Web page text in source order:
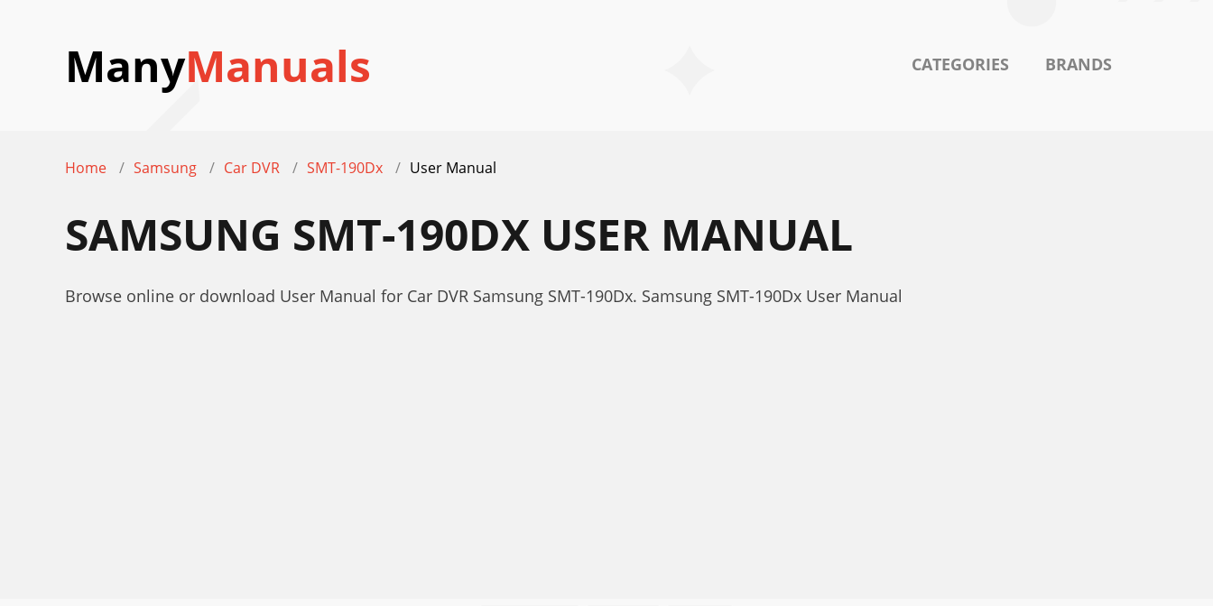
ManyManuals CATEGORIES BRANDS
Home Samsung Car DVR SMT-190Dx User Manual
SAMSUNG SMT-190DX USER MANUAL
Browse online or download User Manual for Car DVR Samsung SMT-190Dx. Samsung SMT-190Dx User Manual